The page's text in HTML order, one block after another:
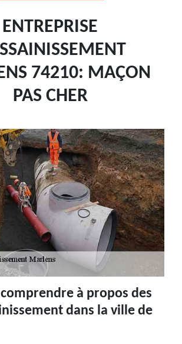
ENTREPRISE
74210: MAÇON
PAS CHER
à propos des
dans la ville de